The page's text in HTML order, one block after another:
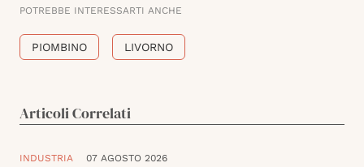
POTREBBE INTERESSARTI ANCHE
PIOMBINO LIVORNO
Articoli Correlati
INDUSTRIA 07 AGOSTO 2026